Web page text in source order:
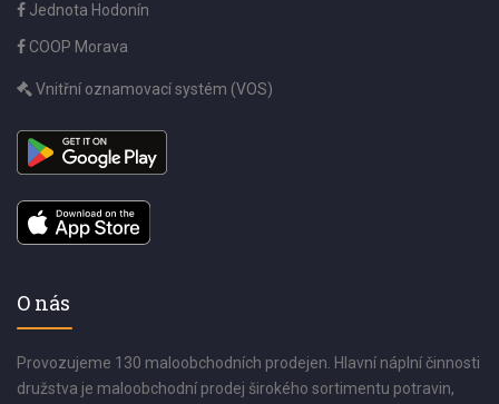
Jednota Hodonín
COOP Morava
Vnitřní oznamovací systém (VOS)
O nás
Provozujeme 130 maloobchodních prodejen. Hlavní náplní činnosti
družstva je maloobchodní prodej širokého sortimentu potravin,